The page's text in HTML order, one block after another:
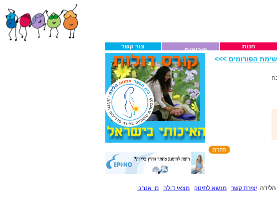
צור קשר פורומים חנות
הפורומים >>>
הלידה יצירת קשר מנשא לתינוק מצאי דולה מי אנחנו